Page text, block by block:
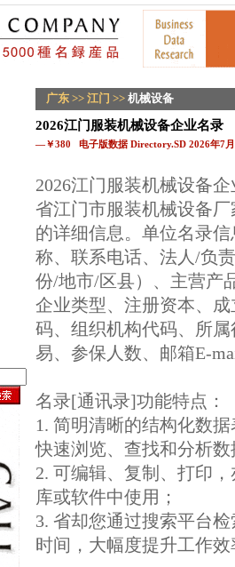
广东 >> 江门 >> 机械设备
2026江门服装机械设备企业名录
—￥380 电子版数据 Directory.SD 2026年7
2026江门服装机械设备
省江门市服装机械设备
的详细信息。单位名录
称、联系电话、法人/负
份/地市/区县）、主营产
企业类型、注册资本、
码、组织机构代码、所
易、参保人数、邮箱E-
名录[通讯录]功能特点：
1. 简明清晰的结构化数
快速浏览、查找和分析数
2. 可编辑、复制、打印
库或软件中使用；
3. 省却您通过搜索平台
时间，大幅度提升工作效